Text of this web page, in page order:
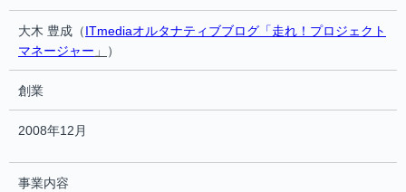
大木 豊成（ITmediaオルタナティブブログ「走れ！プロジェクト
マネージャー 」 ）
創業
2008年12月
事業内容